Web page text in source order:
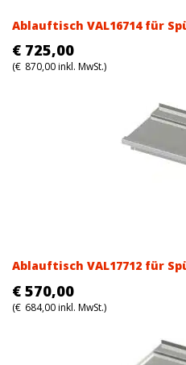
Ablauftisch VAL16714 für
€ 725,00
(€ 870,00inkl. MwSt.)
Ablauftisch VAL17712 für
€ 570,00
(€ 684,00inkl. MwSt.)